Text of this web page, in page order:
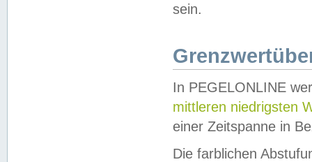
sein.
In PEGELONLINE
mittleren niedrigsten
einer Zeitspanne in
Die farblichen